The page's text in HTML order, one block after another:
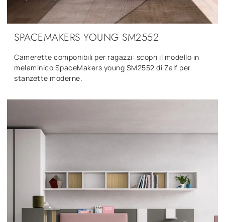
SPACEMAKERS YOUNG SM2552
Camerette componibili per ragazzi: scopri il modello in
melaminico SpaceMakers young SM2552 di Zalf per
stanzette moderne.